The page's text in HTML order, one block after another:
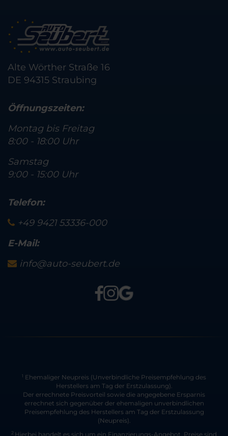
Alte Wörther Straße 16
DE 94315 Straubing
Öffnungszeiten:
Montag bis Freitag
8:00 - 18:00 Uhr
Samstag
9:00 - 15:00 Uhr
Telefon:
+49 9421 53336-000
E-Mail:
info@auto-seubert.de
1
Ehemaliger Neupreis (Unverbindliche Preisempfehlung des
Herstellers am Tag der Erstzulassung).
Der errechnete Preisvorteil sowie die angegebene Ersparnis
errechnet sich gegenüber der ehemaligen unverbindlichen
Preisempfehlung des Herstellers am Tag der Erstzulassung
(Neupreis).
2 Hierbei handelt es sich um ein Finanzierungs-Angebot. Preise sind